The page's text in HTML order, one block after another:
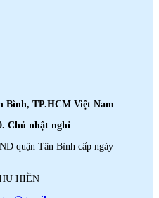
Bình, TP.HCM Việt Nam
Chủ nhật nghỉ
quận Tân Bình cấp ngày
HIỀN